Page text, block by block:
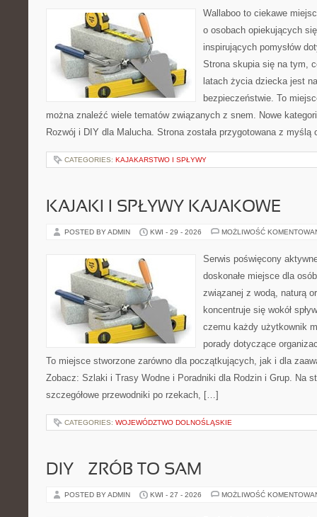
Wallaboo to ciekawe
o osobach opiekujących
inspirujących pomysłów
Strona skupia się na tym,
latach życia dziecka jest
bezpieczeństwie. To
można znaleźć wiele tematów związanych z snem. Nowe
Rozwój i DIY dla Malucha. Strona została przygotowana z
CATEGORIES: KAJAKARSTWO I SPŁYWY
KAJAKI I SPŁYWY KAJAKOWE
POSTED BY ADMIN KWI - 29 - 2026 MOŻLIWOŚĆ
Serwis poświęcony
doskonałe miejsce dla
związanej z wodą, naturą
koncentruje się wokół
czemu każdy użytkownik
porady dotyczące
To miejsce stworzone zarówno dla początkujących, jak i dla
Zobacz: Szlaki i Trasy Wodne i Poradniki dla Rodzin i Grup. Na
szczegółowe przewodniki po rzekach, […]
CATEGORIES: WOJEWÓDZTWO DOLNOŚLĄSKIE
DIY – ZRÓB TO SAM
POSTED BY ADMIN KWI - 27 - 2026 MOŻLIWOŚĆ